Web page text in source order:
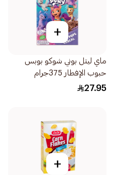
+
ماي ليتل بوني شوكو بوبس
حبوب الإفطار 375جرام
27.95
+